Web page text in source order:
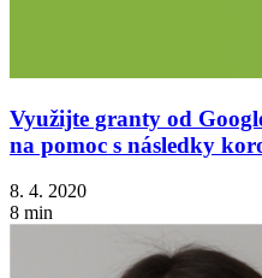
Využijte granty od
na pomoc s následky
8. 4. 2020
8 min